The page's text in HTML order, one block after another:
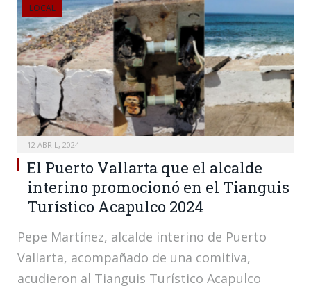
LOCAL
12 ABRIL, 2024
El Puerto Vallarta que el alcalde
interino promocionó en el Tianguis
Turístico Acapulco 2024
Pepe Martínez, alcalde interino de Puerto
Vallarta, acompañado de una comitiva,
acudieron al Tianguis Turístico Acapulco